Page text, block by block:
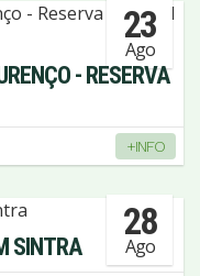
23
Ago
- RESERVA
+INFO
28
Ago
SINTRA